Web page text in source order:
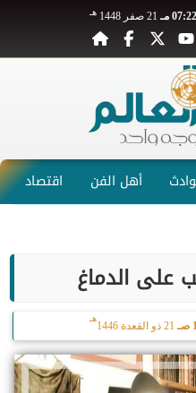
07:22 مـ 21 صفر 1448 هـ
أهل الفن اقتصاد
على الدماغ
21 ذو القعدة 1446
هـ